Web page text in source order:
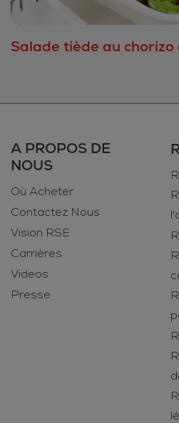
Salade tiède au
A PROPOS DE
NOUS
Où Acheter
Contactez Nous
Vision RSE
Carrières
Videos
Presse